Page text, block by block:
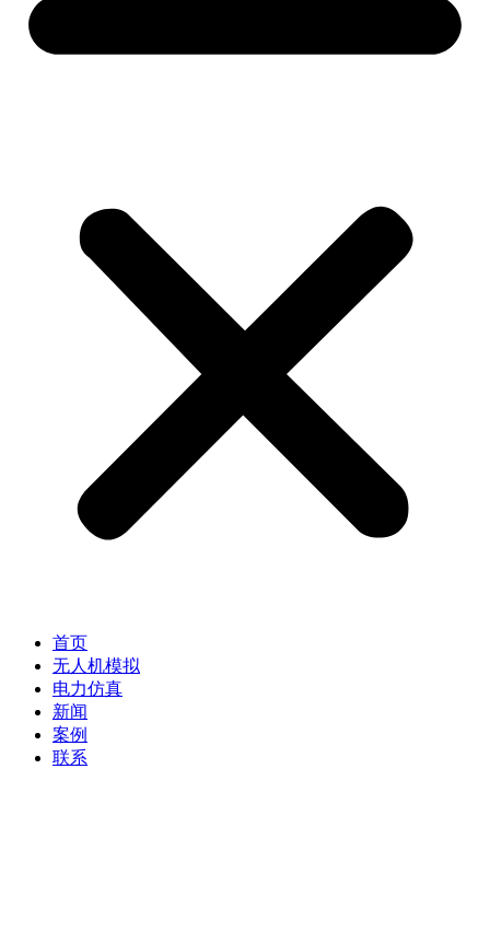
首页
无人机模拟
电力仿真
新闻
案例
联系